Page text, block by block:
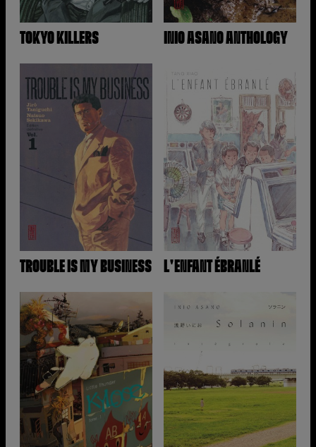
TOKYO KILLERS INIO ASANO ANTHOLOGY
TROUBLE IS MY BUSINESS L'ENFANT ÉBRANLÉ